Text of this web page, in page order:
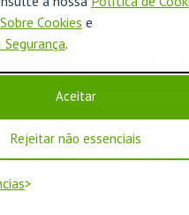
Cookies e
.
Aceitar
Rejeitar não essenciais
RIVOLI